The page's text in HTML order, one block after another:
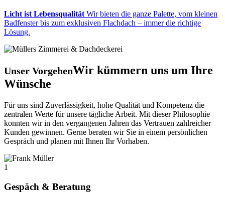
Licht ist Lebensqualität Wir bieten die ganze Palette, vom kleinen
Badfenster bis zum exklusiven Flachdach – immer die richtige
Lösung.
Unser VorgehenWir kümmern uns um Ihre
Wünsche
Für uns sind Zuverlässigkeit, hohe Qualität und Kompetenz die
zentralen Werte für unsere tägliche Arbeit. Mit dieser Philosophie
konnten wir in den vergangenen Jahren das Vertrauen zahlreicher
Kunden gewinnen. Gerne beraten wir Sie in einem persönlichen
Gespräch und planen mit Ihnen Ihr Vorhaben.
1
Gespäch & Beratung